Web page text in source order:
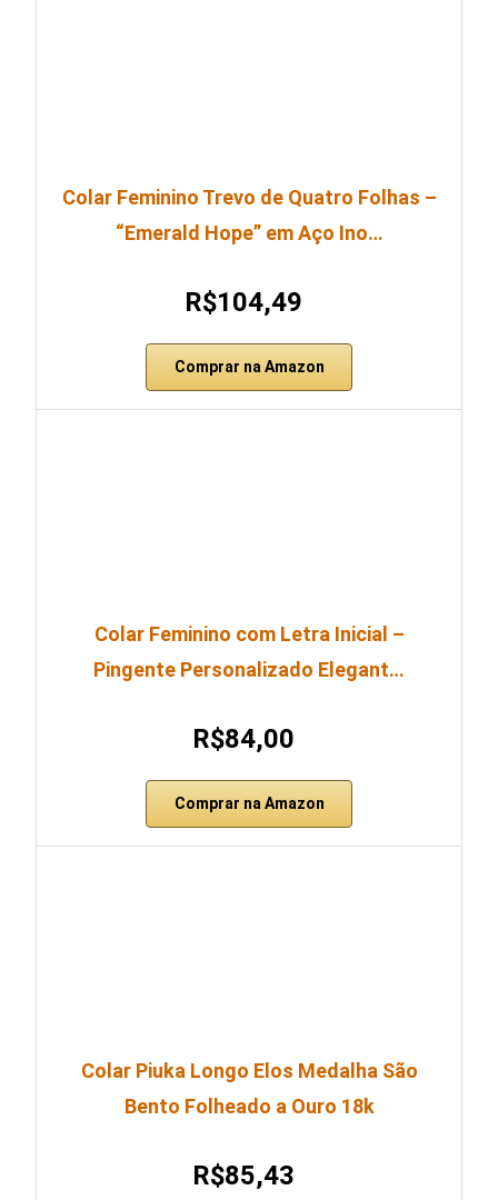
Colar Feminino Trevo de Quatro Folhas –
“Emerald Hope” em Aço Ino…
R$104,49
Comprar na Amazon
Colar Feminino com Letra Inicial –
Pingente Personalizado Elegant…
R$84,00
Comprar na Amazon
Colar Piuka Longo Elos Medalha São
Bento Folheado a Ouro 18k
R$85,43